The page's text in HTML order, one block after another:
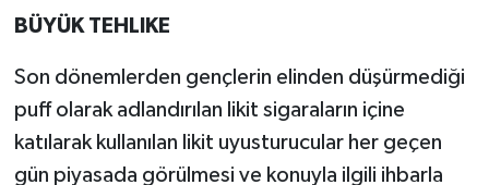
BÜYÜK TEHLIKE
Son dönemlerden gençlerin elinden düşürmediği
puff olarak adlandırılan likit sigaraların içine
katılarak kullanılan likit uyusturucular her geçen
gün piyasada görülmesi ve konuyla ilgili ihbarla
YAŞAM